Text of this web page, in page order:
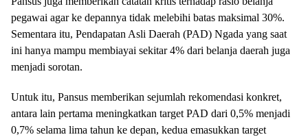
pegawai agar ke depannya tidak melebihi batas maksimal 30%.
Sementara itu, Pendapatan Asli Daerah (PAD) Ngada yang saat
ini hanya mampu membiayai sekitar 4% dari belanja daerah juga
menjadi sorotan.
Untuk itu, Pansus memberikan sejumlah rekomendasi konkret,
antara lain pertama meningkatkan target PAD dari 0,5% menjadi
0,7% selama lima tahun ke depan, kedua emasukkan target